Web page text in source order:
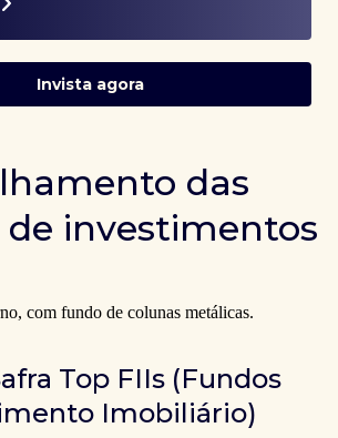
Invista agora
das
de investimentos
Top FIIs (Fundos
Imobiliário)